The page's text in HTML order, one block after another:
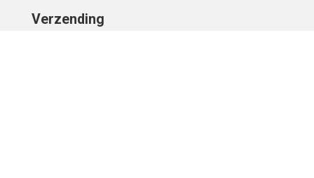
Verzending